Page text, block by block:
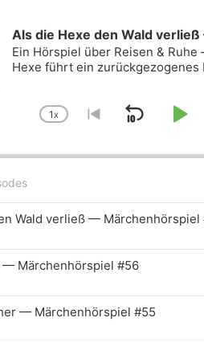
Als die Hexe den Wald
Ein Hörspiel über Reisen &
Hexe führt ein zurückgezogenes
CHANGE
RATE
1X
GO
PREVIOUS
SKIP
Wald verließ — Märchenhörspiel
— Märchenhörspiel #56
— Märchenhörspiel #55